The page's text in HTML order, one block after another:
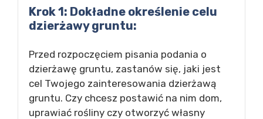
Krok 1: Dokładne określenie celu
dzierżawy gruntu:
Przed rozpoczęciem pisania podania o
dzierżawę gruntu, zastanów się, jaki jest
cel Twojego zainteresowania dzierżawą
gruntu. Czy chcesz postawić na nim dom,
uprawiać rośliny czy otworzyć własny